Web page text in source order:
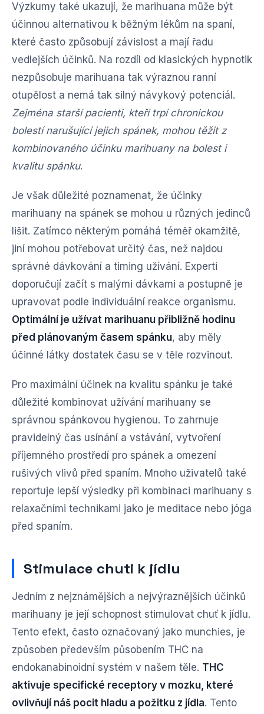
Výzkumy také ukazují, že marihuana může být
účinnou alternativou k běžným lékům na spaní,
které často způsobují závislost a mají řadu
vedlejších účinků. Na rozdíl od klasických hypnotik
nezpůsobuje marihuana tak výraznou ranní
otupělost a nemá tak silný návykový potenciál.
Zejména starší pacienti, kteří trpí chronickou
bolestí narušující jejich spánek, mohou těžit z
kombinovaného účinku marihuany na bolest i
kvalitu spánku.
Je však důležité poznamenat, že účinky
marihuany na spánek se mohou u různých jedinců
lišit. Zatímco některým pomáhá téměř okamžitě,
jiní mohou potřebovat určitý čas, než najdou
správné dávkování a timing užívání. Experti
doporučují začít s malými dávkami a postupně je
upravovat podle individuální reakce organismu.
Optimální je užívat marihuanu přibližně hodinu
před plánovaným časem spánku, aby měly
účinné látky dostatek času se v těle rozvinout.
Pro maximální účinek na kvalitu spánku je také
důležité kombinovat užívání marihuany se
správnou spánkovou hygienou. To zahrnuje
pravidelný čas usínání a vstávání, vytvoření
příjemného prostředí pro spánek a omezení
rušivých vlivů před spaním. Mnoho uživatelů také
reportuje lepší výsledky při kombinaci marihuany s
relaxačními technikami jako je meditace nebo jóga
před spaním.
Stimulace chuti k jídlu
Jedním z nejznámějších a nejvýraznějších účinků
marihuany je její schopnost stimulovat chuť k jídlu.
Tento efekt, často označovaný jako munchies, je
způsoben především působením THC na
endokanabinoidní systém v našem těle. THC
aktivuje specifické receptory v mozku, které
ovlivňují náš pocit hladu a požitku z jídla. Tento